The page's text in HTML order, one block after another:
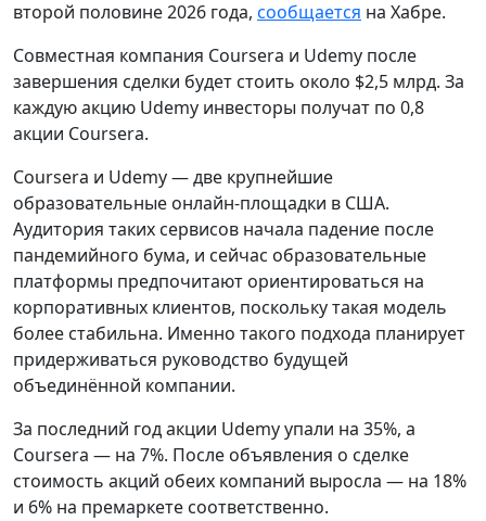
второй половине 2026 года, сообщается на Хабре.
Совместная компания Coursera и Udemy после
завершения сделки будет стоить около $2,5 млрд. За
каждую акцию Udemy инвесторы получат по 0,8
акции Coursera.
Coursera и Udemy — две крупнейшие
образовательные онлайн‑площадки в США.
Аудитория таких сервисов начала падение после
пандемийного бума, и сейчас образовательные
платформы предпочитают ориентироваться на
корпоративных клиентов, поскольку такая модель
более стабильна. Именно такого подхода планирует
придерживаться руководство будущей
объединённой компании.
За последний год акции Udemy упали на 35%, а
Coursera — на 7%. После объявления о сделке
стоимость акций обеих компаний выросла — на 18%
и 6% на премаркете соответственно.